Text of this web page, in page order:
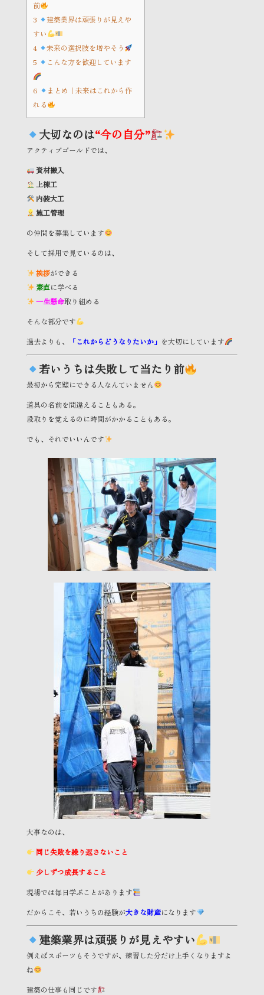
前
3
建築業界は頑張りが見えや
すい
4
未来の選択肢を増やそう
5
こんな方を歓迎しています
6
まとめ｜未来はこれから作
れる
大切なのは“今の自分”
アクティブゴールドでは、
資材搬入
上棟工
内装大工
施工管理
の仲間を募集しています
そして採用で見ているのは、
挨拶ができる
素直に学べる
一生懸命取り組める
そんな部分です
過去よりも、
「これからどうなりたいか」 を大切にしています
若いうちは失敗して当たり前
最初から完璧にできる人なんていません
道具の名前を間違えることもある。
段取りを覚えるのに時間がかかることもある。
でも、それでいいんです
大事なのは、
同じ失敗を繰り返さないこと
少しずつ成長すること
現場では毎日学ぶことがあります
だからこそ、若いうちの経験が大きな財産になります
建築業界は頑張りが見えやすい
例えばスポーツもそうですが、練習した分だけ上手くなりますよ
ね
建築の仕事も同じです